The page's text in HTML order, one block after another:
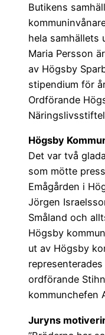
Butikens
hela samhällets
Maria Persson
av Högsby
stipendium för
Ordförande
Högsby
Det var två
som mötte
Emågården i
Jörgen
Småland och
Högsby
ut av Högsby
ordförande
kommunchefen
Juryns